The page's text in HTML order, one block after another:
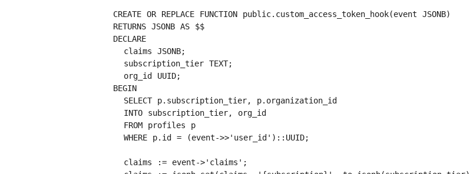
CREATE OR REPLACE FUNCTION public.custom_access_token_hook(event JSONB)
RETURNS JSONB AS $$
DECLARE
BEGIN